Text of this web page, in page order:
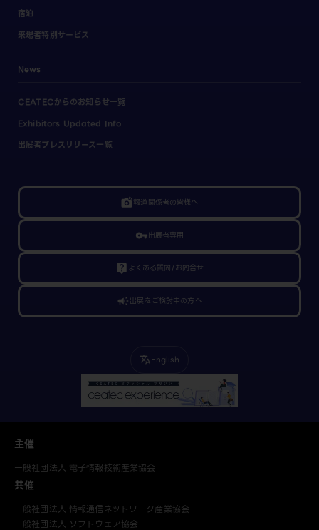
宿泊
来場者特別サービス
News
CEATECからのお知らせ一覧
Exhibitors Updated Info
出展者プレスリリース一覧
linked_camera報道関係者の皆様へ
vpn_key出展者専用
live_help よくある質問/お問合せ
campaign出展をご検討中の方へ
translateEnglish
主催
一般社団法人 電子情報技術産業協会
共催
一般社団法人 情報通信ネットワーク産業協会
一般社団法人 ソフトウェア協会